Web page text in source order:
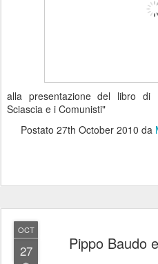
alla presentazione del libro di
Sciascia e i Comunisti"
Postato 27th October 2010 da
OCT
27 Pippo Baudo